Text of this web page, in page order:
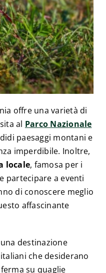
offre una varietà di
al Parco Nazionale
paesaggi montani e
imperdibile. Inoltre,
locale, famosa per i
partecipare a eventi
di conoscere meglio
affascinante
destinazione
che desiderano
su quaglie